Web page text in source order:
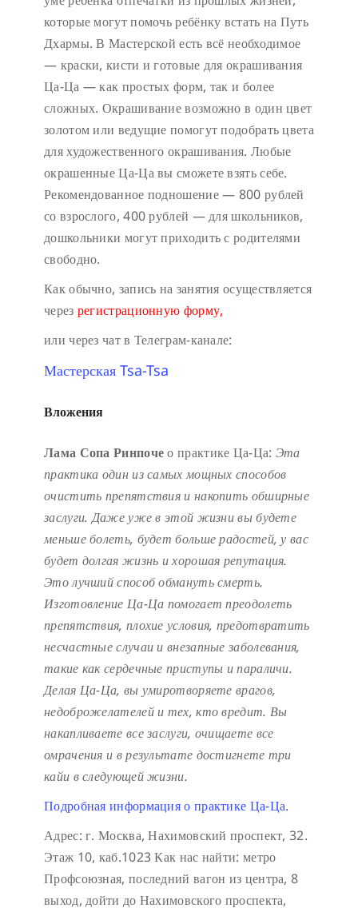
которые могут помочь ребёнку встать на Путь
Дхармы. В Мастерской есть всё необходимое
— краски, кисти и готовые для окрашивания
Ца-Ца — как простых форм, так и более
сложных. Окрашивание возможно в один цвет
золотом или ведущие помогут подобрать цвета
для художественного окрашивания. Любые
окрашенные Ца-Ца вы сможете взять себе.
Рекомендованное подношение — 800 рублей
со взрослого, 400 рублей — для школьников,
дошкольники могут приходить с родителями
свободно.
Как обычно, запись на занятия осуществляется
через регистрационную форму,
или через чат в Телеграм-канале:
Мастерская Tsa-Tsa
Вложения
Лама Сопа Ринпочео практике Ца-Ца: Эта
практика один из самых мощных способов
очистить препятствия и накопить обширные
заслуги. Даже уже в этой жизни вы будете
меньше болеть, будет больше радостей, у вас
будет долгая жизнь и хорошая репутация.
Это лучший способ обмануть смерть.
Изготовление Ца-Ца помогает преодолеть
препятствия, плохие условия, предотвратить
несчастные случаи и внезапные заболевания,
такие как сердечные приступы и параличи.
Делая Ца-Ца, вы умиротворяете врагов,
недоброжелателей и тех, кто вредит. Вы
накапливаете все заслуги, очищаете все
омрачения и в результате достигнете три
кайи в следующей жизни.
Подробная информация о практике Ца-Ца.
Адрес: г. Москва, Нахимовский проспект, 32.
Этаж 10, каб.1023Как нас найти: метро
Профсоюзная, последний вагон из центра, 8
выход, дойти до Нахимовского проспекта,